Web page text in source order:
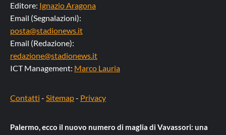
Editore: Ignazio Aragona
Email (Segnalazioni):
posta@stadionews.it
Email (Redazione):
redazione@stadionews.it
ICT Management: Marco Lauria
Contatti - Sitemap- Privacy
Palermo, ecco il nuovo numero di maglia di Vavassori: una